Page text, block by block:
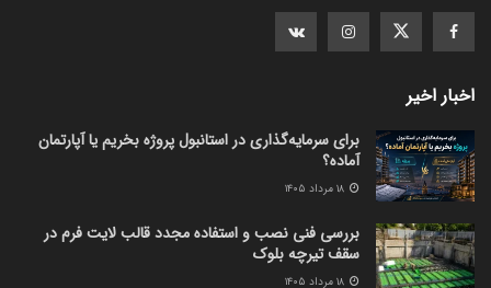
اخبار اخیر
برای سرمایه‌گذاری در استانبول پروژه بخریم یا آپارتمان
آماده؟
بررسی فنی نصب و استفاده مجدد قالب لایت فرم در
سقف تیرچه بلوک